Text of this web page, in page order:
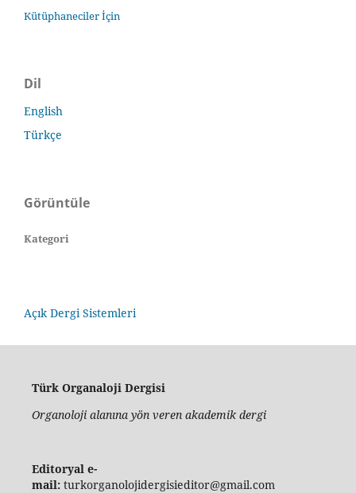
Kütüphaneciler İçin
Dil
English
Türkçe
Görüntüle
Kategori
Açık Dergi Sistemleri
Türk Organaloji Dergisi
Organoloji alanına yön veren akademik dergi
Editoryal e-
mail:turkorganolojidergisieditor@gmail.com